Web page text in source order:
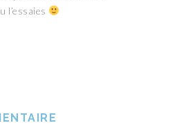
l’essaies